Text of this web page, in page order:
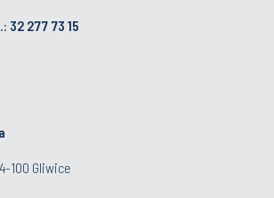
32 277 73 15
100 Gliwice